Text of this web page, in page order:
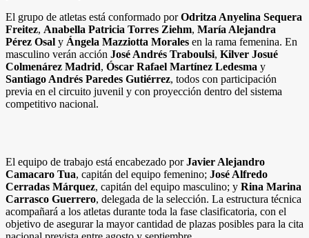
El grupo de atletas está conformado porOdritza Anyelina Sequera
Freitez, Anabella Patricia Torres Ziehm, María Alejandra
Pérez Osal y Ángela Mazziotta Morales en la rama femenina. En
masculino verán acción José Andrés Traboulsi, Kilver Josué
Colmenárez Madrid, Óscar Rafael Martínez Ledesma y
Santiago Andrés Paredes Gutiérrez, todos con participación
previa en el circuito juvenil y con proyección dentro del sistema
competitivo nacional.
El equipo de trabajo está encabezado porJavier Alejandro
Camacaro Tua, capitán del equipo femenino; José Alfredo
Cerradas Márquez, capitán del equipo masculino; y Rina Marina
Carrasco Guerrero, delegada de la selección. La estructura técnica
acompañará a los atletas durante toda la fase clasificatoria, con el
objetivo de asegurar la mayor cantidad de plazas posibles para la cita